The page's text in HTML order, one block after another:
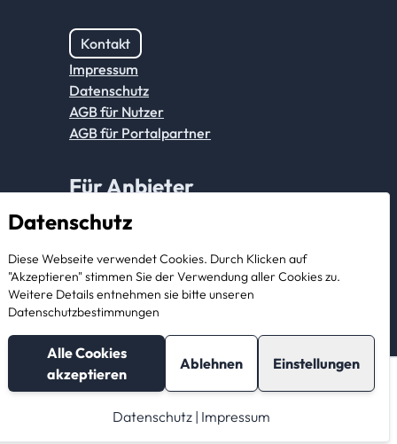
Direkt online Buchen
Datenschutz
Diese Webseite verwendet Cookies. Durch Klicken auf
"Akzeptieren" stimmen Sie der Verwendung aller Cookies zu.
Weitere Details entnehmen sie bitte unseren
Datenschutzbestimmungen
Alle Cookies
akzeptieren
Ablehnen Einstellungen
Datenschutz | Impressum
Kontakt
Impressum
Datenschutz
AGB für Nutzer
AGB für Portalpartner
Für Anbieter
Als Anbieter registrieren
© 2026 StorageBook GmbH. All rights reserved.